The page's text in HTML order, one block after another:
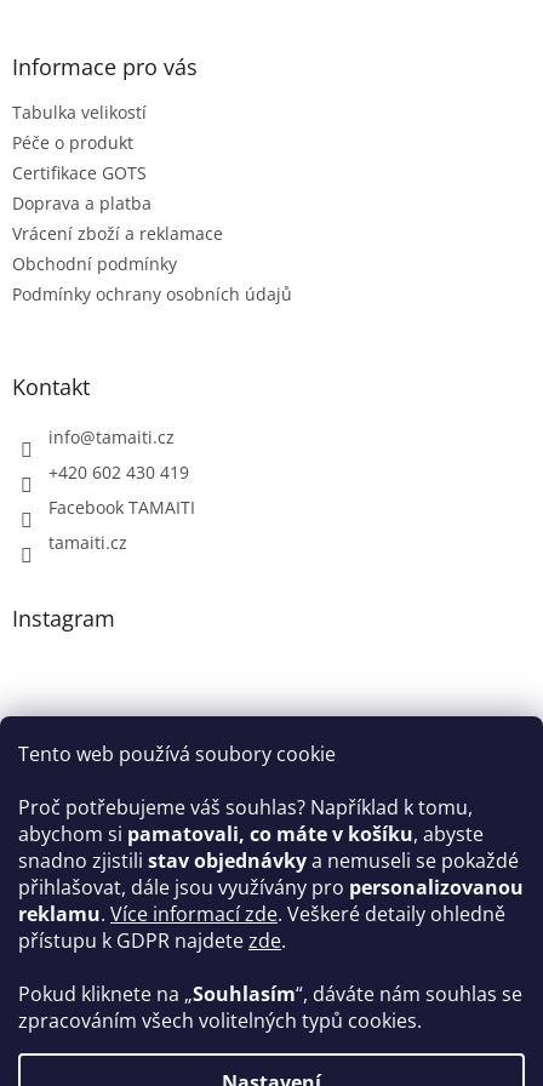
Tento web používá soubory cookie
Proč potřebujeme váš souhlas? Například k tomu,
abychom si pamatovali, co máte v košíku, abyste
snadno zjistili stav objednávkya nemuseli se pokaždé
přihlašovat, dále jsou využívány pro personalizovanou
reklamu. Více informací zde. Veškeré detaily ohledně
přístupu k GDPR najdetezde.
Pokud kliknete na „Souhlasím“, dáváte nám souhlas se
zpracováním všech volitelných typů cookies.
Informace pro vás
Tabulka velikostí
Péče o produkt
Certifikace GOTS
Doprava a platba
Vrácení zboží a reklamace
Obchodní podmínky
Podmínky ochrany osobních údajů
Kontakt
info@tamaiti.cz
+420 602 430 419
Facebook TAMAITI
tamaiti.cz
Instagram
Sledovat na Instagramu
Facebook